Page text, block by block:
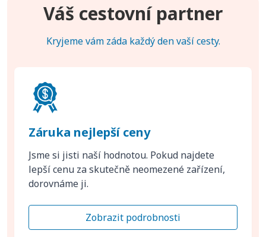
Váš cestovní partner
Kryjeme vám záda každý den vaší cesty.
Záruka nejlepší ceny
Jsme si jisti naší hodnotou. Pokud najdete
lepší cenu za skutečně neomezené zařízení,
dorovnáme ji.
Zobrazit podrobnosti